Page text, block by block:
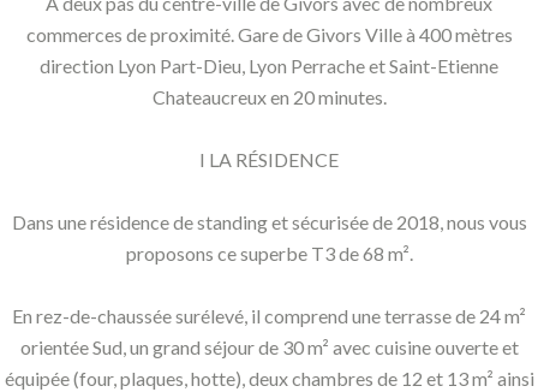
commerces de proximité. Gare de Givors Ville à 400 mètres
direction Lyon Part-Dieu, Lyon Perrache et Saint-Etienne
Chateaucreux en 20 minutes.
I LA RÉSIDENCE
Dans une résidence de standing et sécurisée de 2018, nous vous
proposons ce superbe T3 de 68 m².
En rez-de-chaussée surélevé, il comprend une terrasse de 24 m²
orientée Sud, un grand séjour de 30 m² avec cuisine ouverte et
équipée (four, plaques, hotte), deux chambres de 12 et 13 m² ainsi